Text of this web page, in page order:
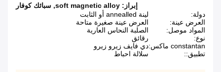
إبراز: soft magnetic alloy
, سبائك كوفار
دولة:
لينة annealled أو الثابت
العرض عينة:
العرض عينة صغيرة متاحة
المواد موصل:
الصلبة النحاس العارية
نوع:
رقائق
constantan ماكس:
دي فايف زيرو زيرو
تطبيق::
سلالة احباط